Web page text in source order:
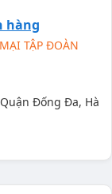
hàng
TẬP ĐOÀN
Đống Đa, Hà